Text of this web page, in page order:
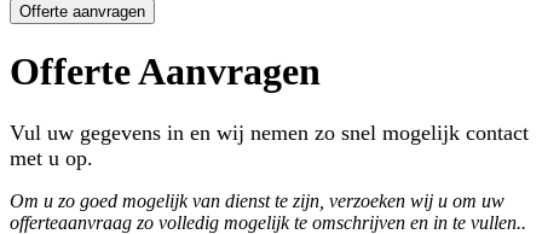
Offerte aanvragen
Offerte Aanvragen
Vul uw gegevens in en wij nemen zo snel mogelijk contact
met u op.
Om u zo goed mogelijk van dienst te zijn, verzoeken wij u om uw
offerteaanvraag zo volledig mogelijk te omschrijven en in te vullen..